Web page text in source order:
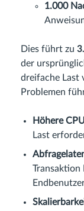
1.000
Dies führt zu
der
dreifache Last
Problemen
Höhere
Last
Transaktion